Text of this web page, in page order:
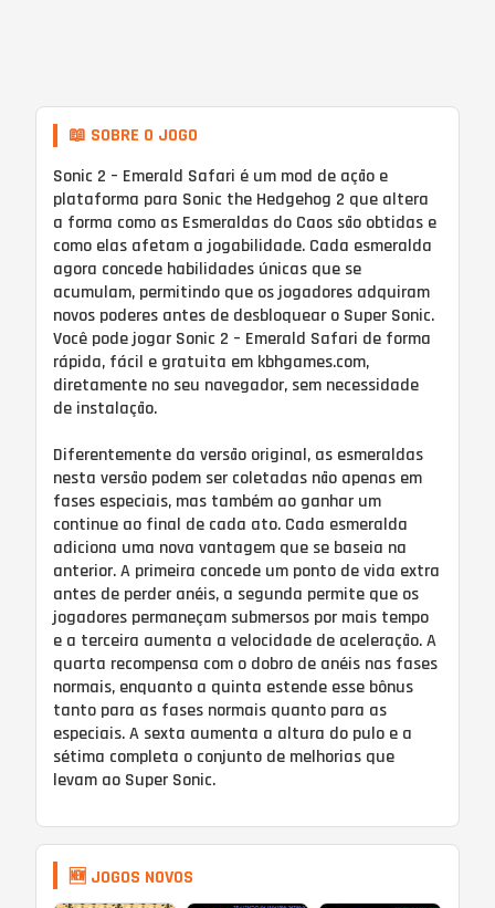
📖 SOBRE O JOGO
Sonic 2 – Emerald Safari é um mod de ação e
plataforma para Sonic the Hedgehog 2 que altera
a forma como as Esmeraldas do Caos são obtidas e
como elas afetam a jogabilidade. Cada esmeralda
agora concede habilidades únicas que se
acumulam, permitindo que os jogadores adquiram
novos poderes antes de desbloquear o Super Sonic.
Você pode jogar Sonic 2 – Emerald Safari de forma
rápida, fácil e gratuita em kbhgames.com,
diretamente no seu navegador, sem necessidade
de instalação.
Diferentemente da versão original, as esmeraldas
nesta versão podem ser coletadas não apenas em
fases especiais, mas também ao ganhar um
continue ao final de cada ato. Cada esmeralda
adiciona uma nova vantagem que se baseia na
anterior. A primeira concede um ponto de vida extra
antes de perder anéis, a segunda permite que os
jogadores permaneçam submersos por mais tempo
e a terceira aumenta a velocidade de aceleração. A
quarta recompensa com o dobro de anéis nas fases
normais, enquanto a quinta estende esse bônus
tanto para as fases normais quanto para as
especiais. A sexta aumenta a altura do pulo e a
sétima completa o conjunto de melhorias que
levam ao Super Sonic.
🆕 JOGOS NOVOS